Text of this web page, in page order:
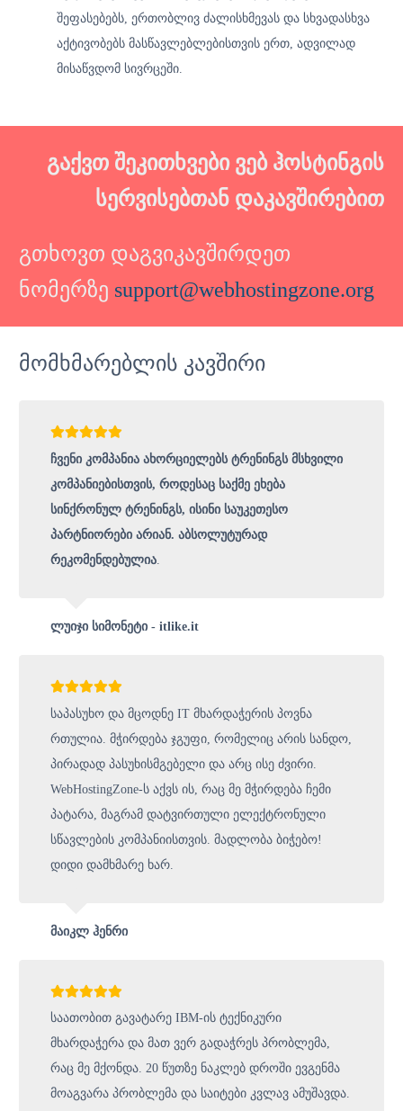
შეფასებებს, ერთობლივ ძალისხმევას და სხვადასხვა
აქტივობებს მასწავლებლებისთვის ერთ, ადვილად
მისაწვდომ სივრცეში.
გაქვთ შეკითხვები ვებ ჰოსტინგის
სერვისებთან დაკავშირებით
გთხოვთ დაგვიკავშირდეთ
ნომერზე support@webhostingzone.org
მომხმარებლის კავშირი
ჩვენი კომპანია ახორციელებს ტრენინგს მსხვილი
კომპანიებისთვის, როდესაც საქმე ეხება
სინქრონულ ტრენინგს, ისინი საუკეთესო
პარტნიორები არიან. აბსოლუტურად
რეკომენდებულია
ლუიჯი სიმონეტი - itlike.it
საპასუხო და მცოდნე IT მხარდაჭერის პოვნა
რთულია. მჭირდება ჯგუფი, რომელიც არის სანდო,
პირადად პასუხისმგებელი და არც ისე ძვირი.
WebHostingZone-ს აქვს ის, რაც მე მჭირდება ჩემი
პატარა, მაგრამ დატვირთული ელექტრონული
სწავლების კომპანიისთვის. მადლობა ბიჭებო!
დიდი დამხმარე ხარ.
მაიკლ ჰენრი
საათობით გავატარე IBM-ის ტექნიკური
მხარდაჭერა და მათ ვერ გადაჭრეს პრობლემა,
რაც მე მქონდა. 20 წუთზე ნაკლებ დროში ევგენმა
მოაგვარა პრობლემა და საიტები კვლავ ამუშავდა.